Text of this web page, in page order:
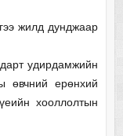
жилд дунджаар
удирдамжийн
өвчний ерөнхий
хооллолтын